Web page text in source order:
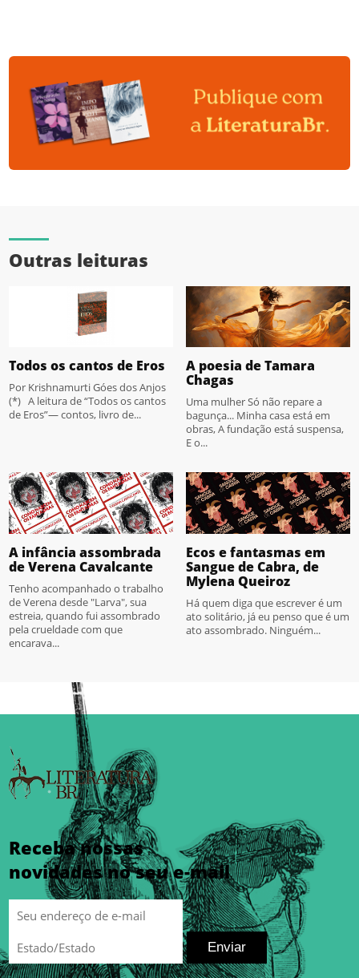
Outras leituras
Todos os cantos de Eros
Por Krishnamurti Góes dos Anjos
(*) A leitura de “Todos os cantos
de Eros”— contos, livro de...
A poesia de Tamara
Chagas
Uma mulher Só não repare a
bagunça... Minha casa está em
obras, A fundação está suspensa,
E o...
A infância assombrada
de Verena Cavalcante
Tenho acompanhado o trabalho
de Verena desde "Larva", sua
estreia, quando fui assombrado
pela crueldade com que
encarava...
Ecos e fantasmas em
Sangue de Cabra, de
Mylena Queiroz
Há quem diga que escrever é um
ato solitário, já eu penso que é um
ato assombrado. Ninguém...
Receba nossas
novidades no seu e-mail
Enviar